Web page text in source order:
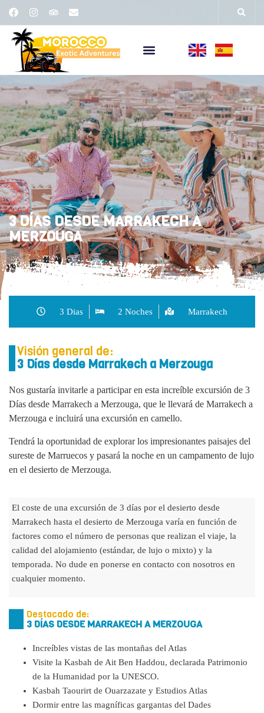
3 DÍAS DESDE MARRAKECH A
MERZOUGA
3 Dias 2 Noches Marrakech
Visión general de:
3 Días desde Marrakech a Merzouga
Nos gustaría invitarle a participar en esta increíble excursión de 3
Días desde Marrakech a Merzouga, que le llevará de Marrakech a
Merzouga e incluirá una excursión en camello.
Tendrá la oportunidad de explorar los impresionantes paisajes del
sureste de Marruecos y pasará la noche en un campamento de lujo
en el desierto de Merzouga.
El coste de una excursión de 3 días por el desierto desde
Marrakech hasta el desierto de Merzouga varía en función de
factores como el número de personas que realizan el viaje, la
calidad del alojamiento (estándar, de lujo o mixto) y la
temporada. No dude en ponerse en contacto con nosotros en
cualquier momento.
Destacado de:
3 DÍAS DESDE MARRAKECH A MERZOUGA
Increíbles vistas de las montañas del Atlas
Visite la Kasbah de Ait Ben Haddou, declarada Patrimonio
de la Humanidad por la UNESCO.
Kasbah Taourirt de Ouarzazate y Estudios Atlas
Dormir entre las magníficas gargantas del Dades